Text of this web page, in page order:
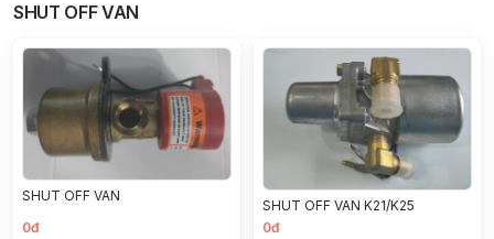
SHUT OFF VAN
SHUT OFF VAN
0đ
SHUT OFF VAN K21/K25
0đ